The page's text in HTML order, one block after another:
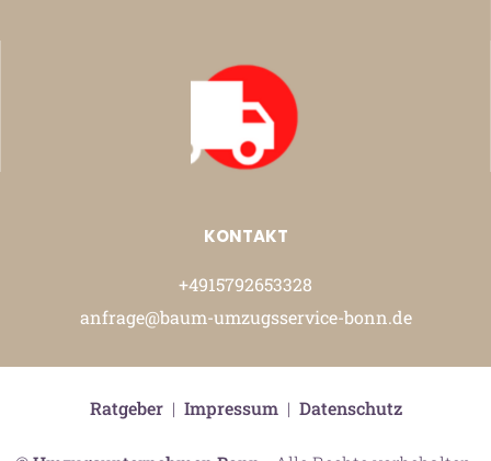
KONTAKT
+4915792653328
anfrage@baum-umzugsservice-bonn.de
Ratgeber| Impressum| Datenschutz